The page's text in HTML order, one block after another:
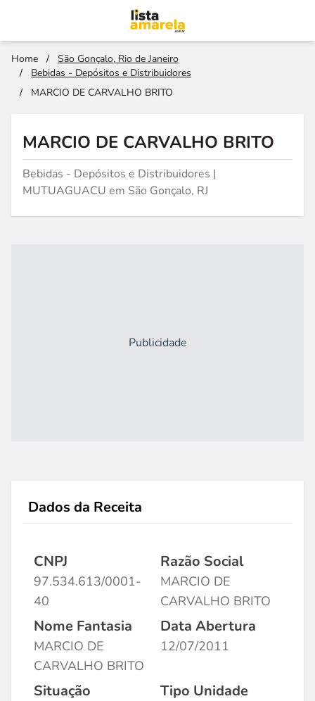
Home /
São Gonçalo, Rio de Janeiro
/
Bebidas - Depósitos e Distribuidores
/
MARCIO DE CARVALHO BRITO
MARCIO DE CARVALHO BRITO
Bebidas - Depósitos e Distribuidores |
MUTUAGUACU em São Gonçalo, RJ
Publicidade
Dados da Receita
CNPJ
97.534.613/0001-
40
Razão Social
MARCIO DE
CARVALHO BRITO
Nome Fantasia
MARCIO DE
CARVALHO BRITO
Data Abertura
12/07/2011
Situação Tipo Unidade